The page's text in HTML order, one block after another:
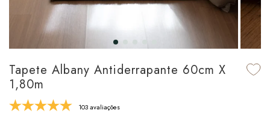
em Marcas
em Tapetes
de Colchão & Travesseiro
& Sobre-Lençol Avulso
& Manta para Cama
Prato & Copa
em Mesa & Cozinha
em Banho
Tapete Albany Antiderrapante 60cm X
1,80m
103 avaliações